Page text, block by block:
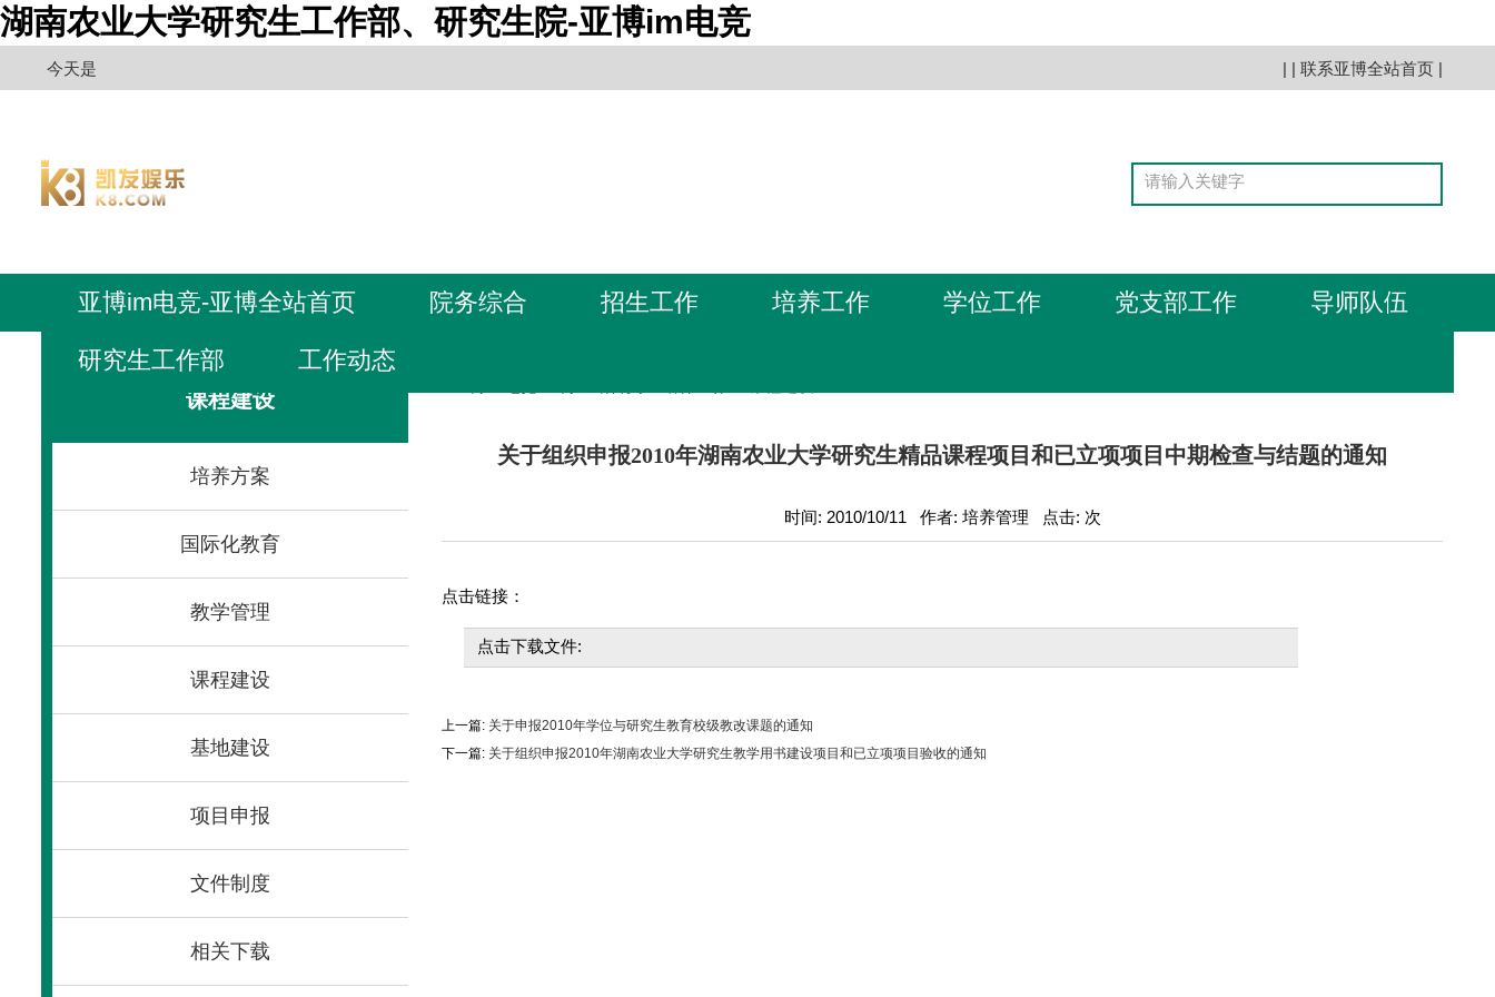
湖南农业大学研究生工作部、研究生院-亚博im电竞
今天是 | | 联系亚博全站首页 |
亚博im电竞-亚博全站首页 院务综合 招生工作 培养工作 学位工作 党支部工作 导师队伍
研究生工作部 工作动态
课程建设
培养方案
国际化教育
教学管理
课程建设
基地建设
项目申报
文件制度
相关下载
关于组织申报2010年湖南农业大学研究生精品课程项目和已立项项目中期检查与结题的通知
时间: 2010/10/11 作者: 培养管理 点击: 次
点击链接：
点击下载文件:
上一篇: 关于申报2010年学位与研究生教育校级教改课题的通知
下一篇: 关于组织申报2010年湖南农业大学研究生教学用书建设项目和已立项项目验收的通知